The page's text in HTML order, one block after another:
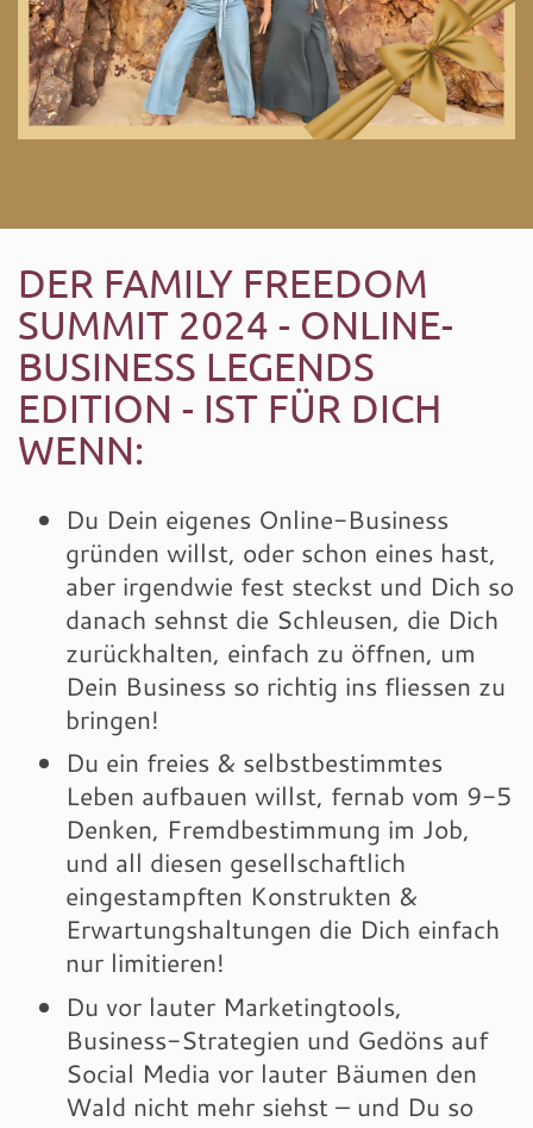
DER FAMILY FREEDOM
SUMMIT 2024 - ONLINE-
BUSINESS LEGENDS
EDITION - IST FÜR DICH
WENN:
Du Dein eigenes Online-Business
gründen willst, oder schon eines hast,
aber irgendwie fest steckst und Dich so
danach sehnst die Schleusen, die Dich
zurückhalten, einfach zu öffnen, um
Dein Business so richtig ins fliessen zu
bringen!
Du ein freies & selbstbestimmtes
Leben aufbauen willst, fernab vom 9-5
Denken, Fremdbestimmung im Job,
und all diesen gesellschaftlich
eingestampften Konstrukten &
Erwartungshaltungen die Dich einfach
nur limitieren!
Du vor lauter Marketingtools,
Business-Strategien und Gedöns auf
Social Media vor lauter Bäumen den
Wald nicht mehr siehst – und Du so